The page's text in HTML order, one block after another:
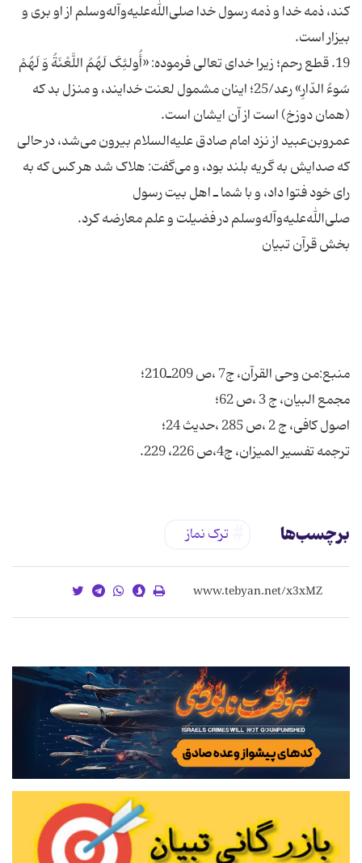
کند، ذمه خدا و ذمه رسول خدا صلی‌الله‌علیه‌وآله‌وسلم از او بری و
19. قطع رحم؛ زیرا خدای تعالی فرموده: «أُولئِکَ لَهُمُ اللَّعْنَةُ وَ لَهُمْ
سُوءُ الدّارِ» رعد/25؛ اینان مشمول لعنت خدایند، و منزل بد که
عمروبن‌عبید از نزد امام صادق علیه‌السلام بیرون می‌شد، در حالی
که صدایش به گریه بلند بود، و می‌گفت: هلاک شد هر کس که به
رای خود فتوا داد، و با شما ـ اهل بیت رسول
ترجمه تفسیر المیزان، ج4،ص 226، 229.
برچسب‌ها ترک نماز